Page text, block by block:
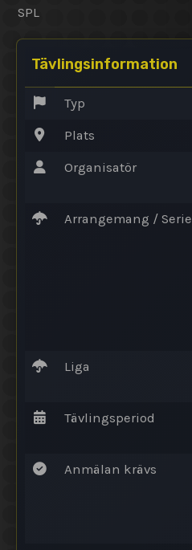
SPL
Tävlingsinformation
Typ
Plats
Organisatör
Arrangemang / Serie
Liga
Tävlingsperiod
Anmälan krävs